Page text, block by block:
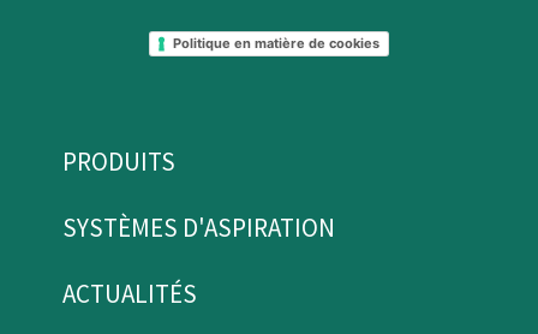
Politique en matière de cookies
PRODUITS
SYSTÈMES D'ASPIRATION
ACTUALITÉS